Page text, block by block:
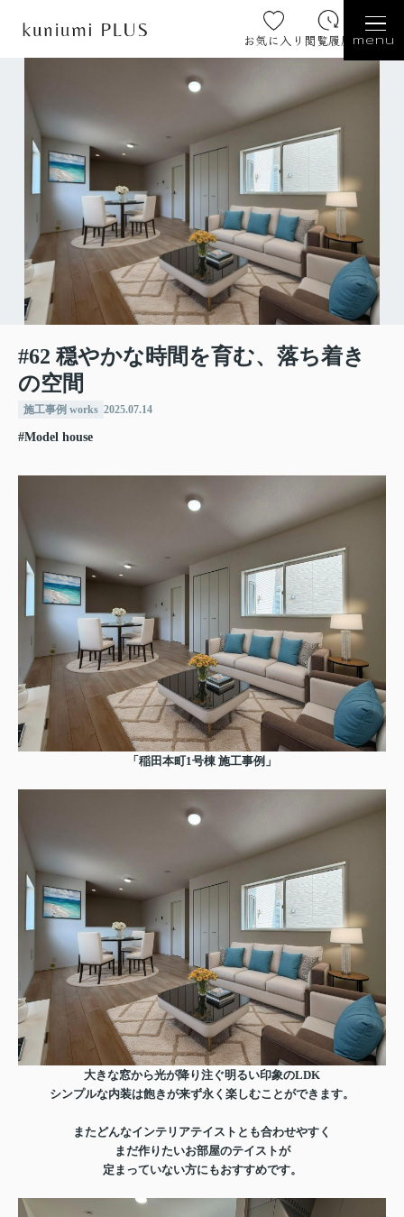
お気に入り 閲覧履歴 menu
#62 穏やかな時間を育む、落ち着き
の空間
施工事例 works 2025.07.14
#Model house
「稲田本町1号棟 施工事例」
大きな窓から光が降り注ぐ明るい印象のLDK
シンプルな内装は飽きが来ず永く楽しむことができます。
またどんなインテリアテイストとも合わせやすく
まだ作りたいお部屋のテイストが
定まっていない方にもおすすめです。